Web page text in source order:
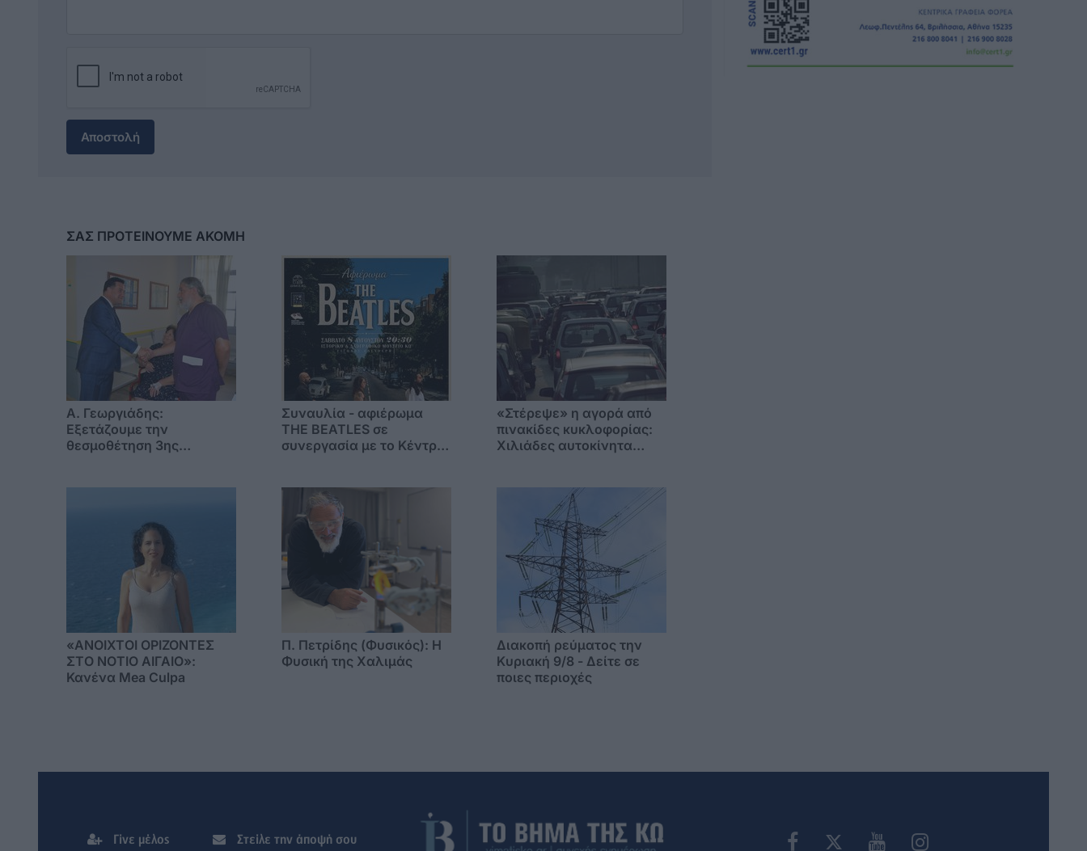
Αποστολή
ΣΑΣ ΠΡΟΤΕΙΝΟΥΜΕ ΑΚΟΜΗ
A. Γεωργιάδης:
Eξετάζουμε την
θεσμοθέτηση 3ης
Συναυλία - αφιέρωμα
THE BEATLES σε
συνεργασία με το Κέντρο
«Στέρεψε» η αγορά από
πινακίδες κυκλοφορίας:
Χιλιάδες αυτοκίνητα
«ΑΝΟΙΧΤΟΙ ΟΡΙΖΟΝΤΕΣ
ΣΤΟ ΝΟΤΙΟ ΑΙΓΑΙΟ»:
Κανένα Mea Culpa
Π. Πετρίδης (Φυσικός): Η
Φυσική της Χαλιμάς
Διακοπή ρεύματος την
Κυριακή 9/8 - Δείτε σε
ποιες περιοχές
Γίνε μέλος Στείλε την άποψή σου